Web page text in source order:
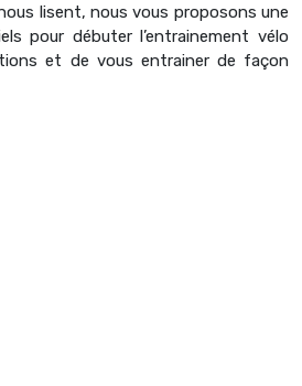
lisent, nous vous proposons une
pour débuter l’entrainement vélo
et de vous entrainer de façon